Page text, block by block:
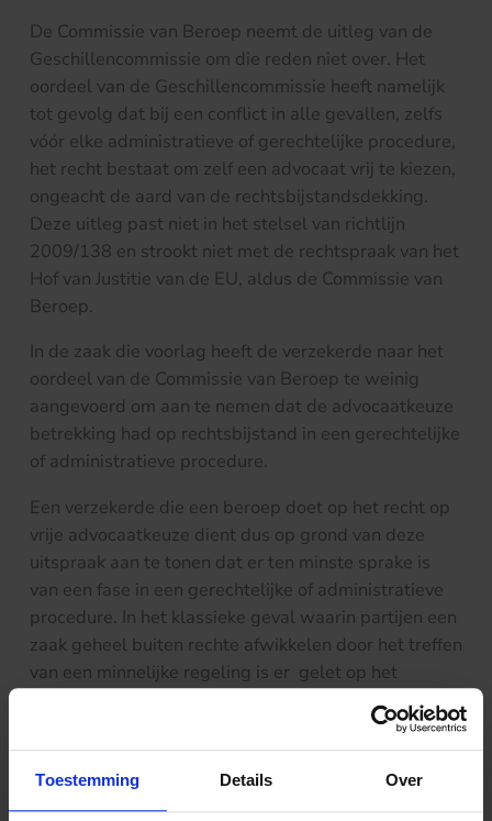
Toestemming Details Over
De Commissie van Beroep neemt de uitleg van de
Geschillencommissie om die reden niet over. Het
oordeel van de Geschillencommissie heeft namelijk
tot gevolg dat bij een conflict in alle gevallen, zelfs
vóór elke administratieve of gerechtelijke procedure,
het recht bestaat om zelf een advocaat vrij te kiezen,
ongeacht de aard van de rechtsbijstandsdekking.
Deze uitleg past niet in het stelsel van richtlijn
2009/138 en strookt niet met de rechtspraak van het
Hof van Justitie van de EU, aldus de Commissie van
Beroep.
In de zaak die voorlag heeft de verzekerde naar het
oordeel van de Commissie van Beroep te weinig
aangevoerd om aan te nemen dat de advocaatkeuze
betrekking had op rechtsbijstand in een gerechtelijke
of administratieve procedure.
Een verzekerde die een beroep doet op het recht op
vrije advocaatkeuze dient dus op grond van deze
uitspraak aan te tonen dat er ten minste sprake is
van een fase in een gerechtelijke of administratieve
procedure. In het klassieke geval waarin partijen een
zaak geheel buiten rechte afwikkelen door het treffen
van een minnelijke regeling is er gelet op het
oordeel van de Commissie van Beroep geen recht op